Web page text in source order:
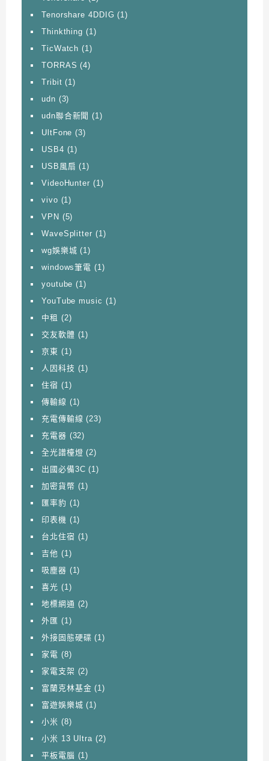
Tenorshare 4DDIG (1)
Thinkthing (1)
TicWatch (1)
TORRAS (4)
Tribit (1)
udn (3)
udn聯合新聞 (1)
UltFone (3)
USB4 (1)
USB風扇 (1)
VideoHunter (1)
vivo (1)
VPN (5)
WaveSplitter (1)
wg娛樂城 (1)
windows筆電 (1)
youtube (1)
YouTube music (1)
中租 (2)
交友軟體 (1)
京東 (1)
人因科技 (1)
住宿 (1)
傳輸線 (1)
充電傳輸線 (23)
充電器 (32)
全光譜檯燈 (2)
出國必備3C (1)
加密貨幣 (1)
匯率豹 (1)
印表機 (1)
台北住宿 (1)
吉他 (1)
吸塵器 (1)
喜光 (1)
地標網通 (2)
外匯 (1)
外接固態硬碟 (1)
家電 (8)
家電支架 (2)
富蘭克林基金 (1)
富遊娛樂城 (1)
小米 (8)
小米 13 Ultra (2)
平板電腦 (1)